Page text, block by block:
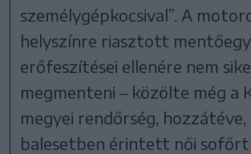
személygépkocsival”. A
helyszínre riasztott
erőfeszítései ellenére nem
megmenteni – közölte még a
megyei rendőrség, hozzátéve,
balesetben érintett női sofőrt